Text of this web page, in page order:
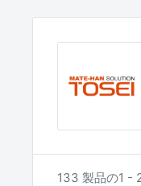
ト）
133 製品の1 -